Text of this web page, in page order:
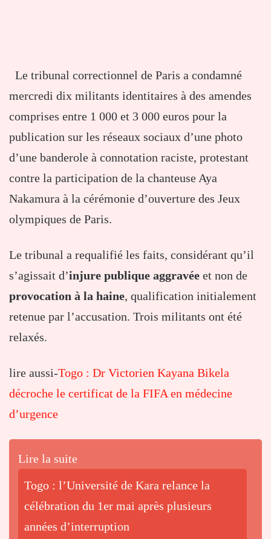
Le tribunal correctionnel de Paris a condamné
mercredi dix militants identitaires à des amendes
comprises entre 1 000 et 3 000 euros pour la
publication sur les réseaux sociaux d’une photo
d’une banderole à connotation raciste, protestant
contre la participation de la chanteuse Aya
Nakamura à la cérémonie d’ouverture des Jeux
olympiques de Paris.
Le tribunal a requalifié les faits, considérant qu’il
s’agissait d’injure publique aggravée et non de
provocation à la haine, qualification initialement
retenue par l’accusation. Trois militants ont été
relaxés.
lire aussi-Togo : Dr Victorien Kayana Bikela
décroche le certificat de la FIFA en médecine
d’urgence
Lire la suite
Togo : l’Université de Kara relance la
célébration du 1er mai après plusieurs
années d’interruption